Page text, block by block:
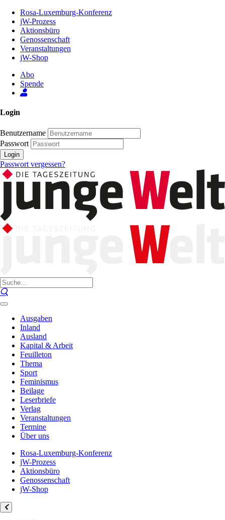
Inhalt
Seite
Rosa-Luxemburg-Konferenz
jW-Prozess
Aktionsbüro
Genossenschaft
Veranstaltungen
jW-Shop
Abo
Spende
Login
Benutzername
Passwort
Login
Passwort vergessen?
Ausgaben
Inland
Ausland
Kapital & Arbeit
Feuilleton
Thema
Sport
Feminismus
Beilage
Leserbriefe
Verlag
Veranstaltungen
Termine
Über uns
Rosa-Luxemburg-Konferenz
jW-Prozess
Aktionsbüro
Genossenschaft
jW-Shop